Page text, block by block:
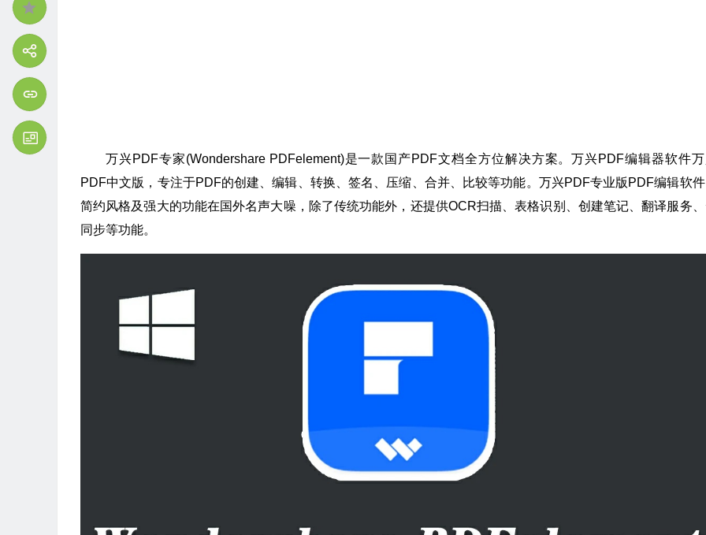
万兴PDF专家(Wondershare PDFelement)是一款国产PDF文档全方位解决方案。万兴PDF编辑器软件
PDF中文版，专注于PDF的创建、编辑、转换、签名、压缩、合并、比较等功能。万兴PDF专业版PDF编辑软
简约风格及强大的功能在国外名声大噪，除了传统功能外，还提供OCR扫描、表格识别、创建笔记、翻译服务
同步等功能。